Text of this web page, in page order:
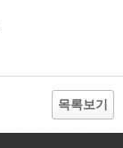
목록보기